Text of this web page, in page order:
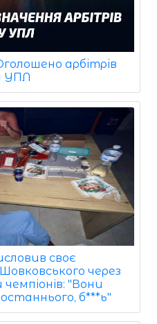
арбітрів
УПЛ
своє
через
"Вони
б***ь"